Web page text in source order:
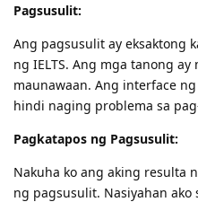
Pagsusulit:
Ang pagsusulit ay eksaktong
ng IELTS. Ang mga tanong
maunawaan. Ang interface
hindi naging problema sa
Pagkatapos ng Pagsusulit:
Nakuha ko ang aking resulta
ng pagsusulit. Nasiyahan ako